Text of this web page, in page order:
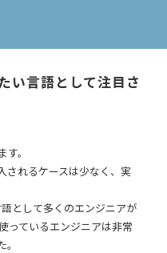
い言語として注目さ
。
されるケースは少なく、実
として多くのエンジニアが
っているエンジニアは非常